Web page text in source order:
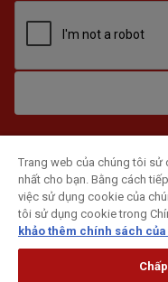
Trang web của chúng tôi
nhất cho bạn. Bằng cách
việc sử dụng cookie của
tôi sử dụng cookie trong
khảo thêm chính sách